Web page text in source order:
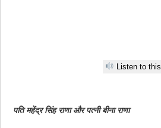
Listen to this
पति महेंद्र सिंह राणा और पत्नी बीना राणा